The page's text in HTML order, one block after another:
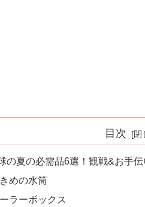
目次
の夏の必需品6選！観戦&お手伝
めの水筒
ラーボックス